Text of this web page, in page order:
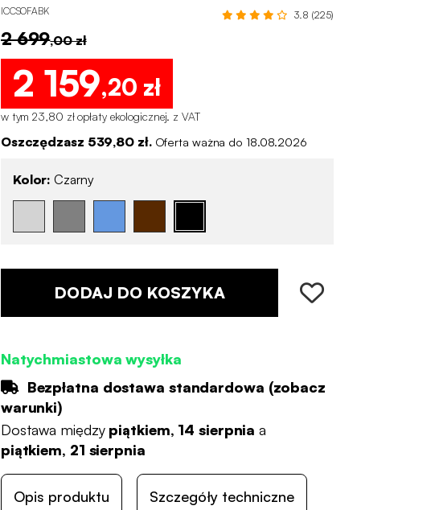
ICCSOFABK 3.8 (225)
2 699,00 zł
2 159,20 zł
w tym 23,80 zł opłaty ekologicznej. z VAT
Oszczędzasz 539,80 zł. Oferta ważna do 18.08.2026
Kolor: Czarny
DODAJ DO KOSZYKA
Natychmiastowa wysyłka
Bezpłatna dostawa standardowa (zobacz
warunki)
Dostawa między piątkiem, 14 sierpnia a
piątkiem, 21 sierpnia
Opis produktu Szczegóły techniczne